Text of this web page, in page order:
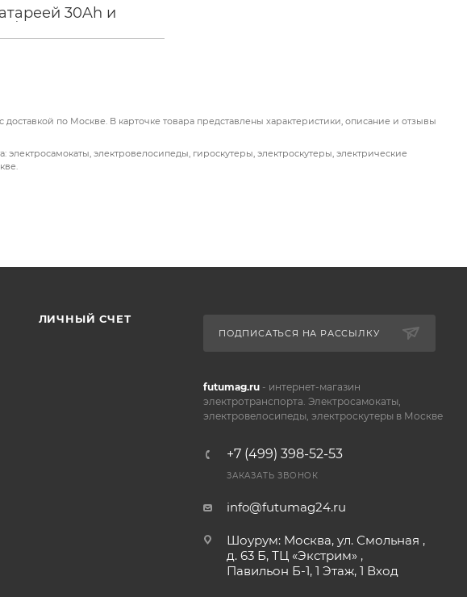
30Ah и
комплектов
двигатель,
машиной
по Москве. В карточке товара представлены характеристики, описание и отзывы
электровелосипеды, гироскутеры, электроскутеры, электрические
ЛИЧНЫЙ СЧЕТ
ПОДПИСАТЬСЯ НА РАССЫЛКУ
futumag.ru- интернет-магазин
электротранспорта. Электросамокаты,
электровелосипеды, электроскутеры в Москве
+7 (499) 398-52-53
ЗАКАЗАТЬ ЗВОНОК
info@futumag24.ru
Шоурум: Москва, ул. Смольная ,
д. 63 Б, ТЦ «Экстрим» ,
Павильон Б-1, 1 Этаж, 1 Вход